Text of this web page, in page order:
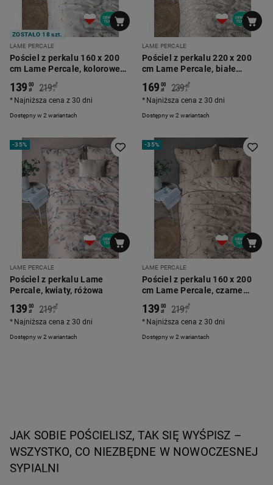
ZOSTAŁO 18 szt.
LAME PERCALE
Pościel z perkalu 160 x 200
cm Lame Percale, kolorowe
kwiatki, biała
Dostępny w 2 wariantach
139 00
zł 219 00
zł
*
Najniższa cena z 30 dni
LAME PERCALE
Pościel z perkalu 220 x 200
cm Lame Percale, białe
kwiaty, beżowa
Dostępny w 2 wariantach
169 00
zł 239 00
zł
*
Najniższa cena z 30 dni
-35%
LAME PERCALE
Pościel z perkalu Lame
Percale, kwiaty, różowa
Dostępny w 2 wariantach
139 00
zł 219 00
zł
*
Najniższa cena z 30 dni
-35%
LAME PERCALE
Pościel z perkalu 160 x 200
cm Lame Percale, czarne
kwiaty, beżowa
Dostępny w 2 wariantach
139 00
zł 219 00
zł
*
Najniższa cena z 30 dni
JAK SOBIE POŚCIELISZ, TAK SIĘ WYŚPISZ –
WSZYSTKO, CO NIEZBĘDNE W NOWOCZESNEJ
SYPIALNI